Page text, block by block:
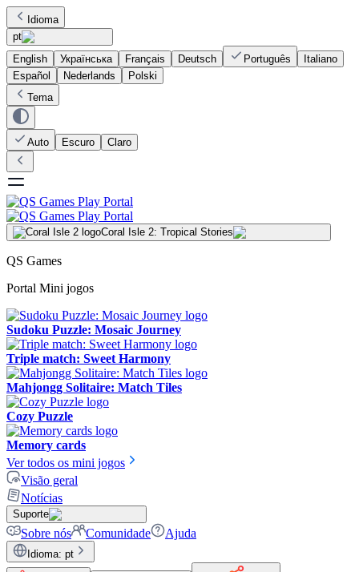
Idioma
pt
English
Українська Français Deutsch Português
Italiano
Español
Nederlands
Polski
Tema
Auto Escuro Claro
Coral Isle 2: Tropical Stories
QS Games
Portal Mini jogos
Sudoku Puzzle: Mosaic Journey
Triple match: Sweet Harmony
Mahjongg Solitaire: Match Tiles
Cozy Puzzle
Memory cards
Ver todos os mini jogos
Visão geral
Notícias
Suporte
Sobre nós Comunidade Ajuda
Idioma: pt